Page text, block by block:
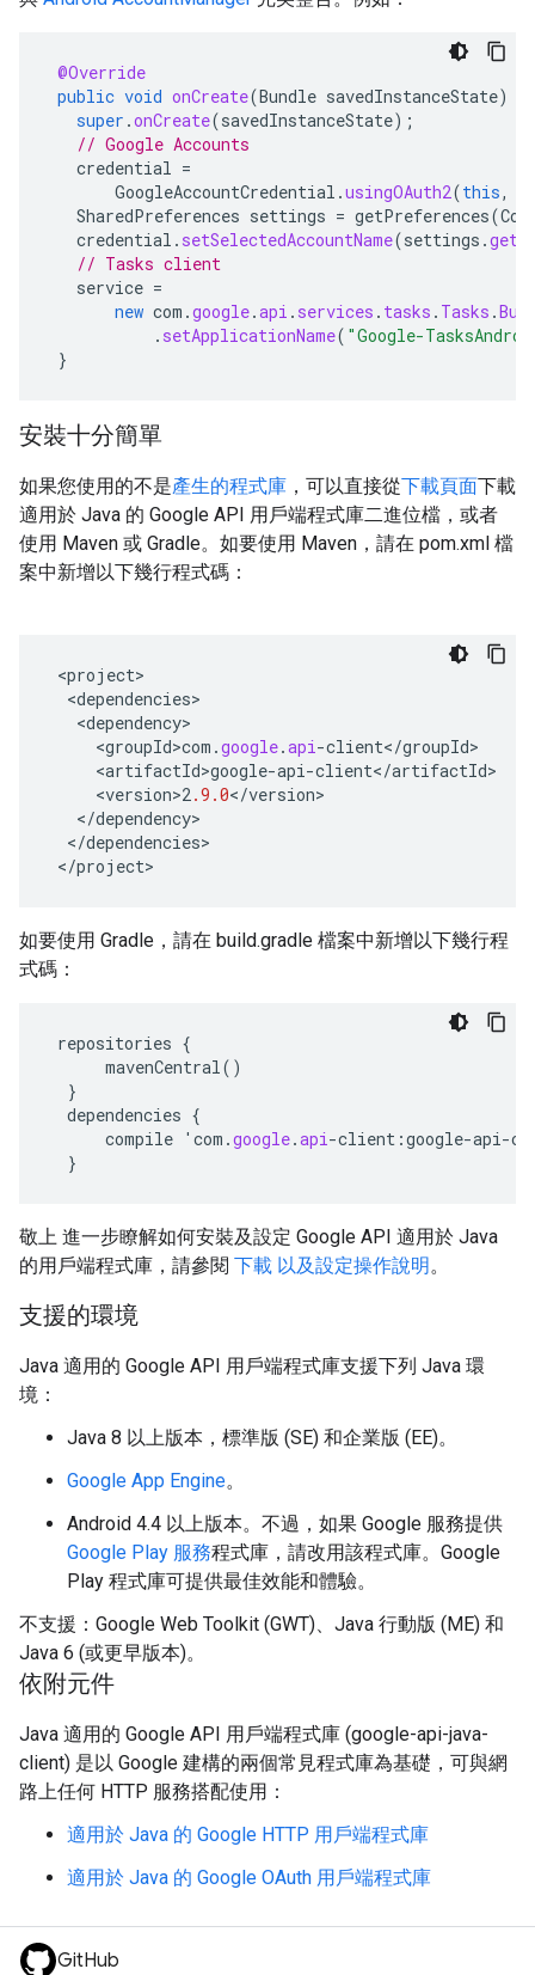
@Override
public void onCreate(Bundle savedInstanceState)
super .onCreate(savedInstanceState);
// Google Accounts
credential =
GoogleAccountCredential .usingOAuth2(this,
SharedPreferences settings = getPreferences(
credential . setSelectedAccountName(settings .
// Tasks client
service =
new com .google.api . services . tasks . Tasks .
. setApplicationName( "Google-
}
安裝十分簡單
如果您使用的不是產生的程式庫 ，可以直接從下載頁面下載
適用於 Java 的 Google API 用戶端程式庫二進位檔，或者
使用 Maven 或 Gradle。如要使用 Maven，請在 pom.xml 檔
案中新增以下幾行程式碼：
<project
<dependencies
<dependency
<groupId>com .google.api-client</groupId
<artifactId>google-api-client</artifactId
<version>2.9.0</version
</dependency
</dependencies
</project>
如要使用 Gradle，請在 build.gradle 檔案中新增以下幾行程
式碼：
repositories {
mavenCentral()
}
dependencies {
compile ' com .google.api-client :google-api-
}
敬上 進一步瞭解如何安裝及設定 Google API 適用於 Java
的用戶端程式庫，請參閱 下載 以及設定操作說明。
支援的環境
Java 適用的 Google API 用戶端程式庫支援下列 Java 環
境：
Java 8 以上版本，標準版 (SE) 和企業版 (EE)。
Google App Engine。
Android 4.4 以上版本。不過，如果 Google 服務提供
Google Play 服務程式庫，請改用該程式庫。Google
Play 程式庫可提供最佳效能和體驗。
不支援：Google Web Toolkit (GWT)、Java 行動版 (ME) 和
Java 6 (或更早版本)。
依附元件
Java 適用的 Google API 用戶端程式庫 (google-api-java-
client) 是以 Google 建構的兩個常見程式庫為基礎，可與網
路上任何 HTTP 服務搭配使用：
適用於 Java 的 Google HTTP 用戶端程式庫
適用於 Java 的 Google OAuth 用戶端程式庫
GitHub